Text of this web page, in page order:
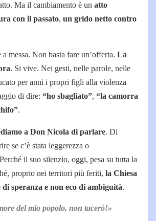
Ma il cambiamento è un atto
con il passato, un grido netto contro
messa. Non basta fare un’offerta. La
. Si vive. Nei gesti, nelle parole, nelle
per anni i propri figli alla violenza
di dire: “ho sbagliato”, “la camorra
.
a Don Nicola di parlare. Di
se c’è stata leggerezza o
il suo silenzio, oggi, pesa su tutta la
proprio nei territori più feriti, la Chiesa
di speranza e non eco di ambiguità.
del mio popolo, non tacerò!»